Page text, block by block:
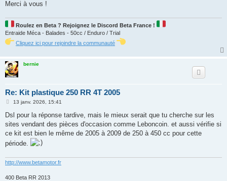
Merci à vous !
Roulez en Beta ? Rejoignez le Discord Beta France !
Entraide Méca - Balades - 50cc / Enduro / Trial
Cliquez ici pour rejoindre la communauté
bernie
Re: Kit plastique 250 RR 4T 2005
M
s
a
g
13 janv. 2026, 15:41
Dsl pour la réponse tardive, mais le mieux serait que tu cherche sur les
sites vendant des pièces d'occasion comme Leboncoin. et aussi vérifie si
ce kit est bien le même de 2005 à 2009 de 250 à 450 cc pour cette
période.
http://www.betamotor.fr
400 Beta RR 2013